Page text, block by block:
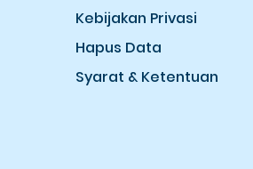
Kebijakan Privasi
Hapus Data
Syarat & Ketentuan